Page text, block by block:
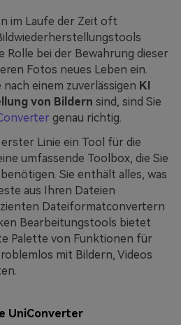
im Laufe der Zeit oft
Rolle bei der Bewahrung dieser
Fotos neues Leben ein.
einem zuverlässigen KI
von Bildern sind, sind Sie
genau richtig.
Linie ein Tool für die
umfassende Toolbox, die Sie
Sie enthält alles, was
aus Ihren Dateien
Dateiformatconvertern
Bearbeitungstools bietet
Palette von Funktionen für
mit Bildern, Videos
UniConverter